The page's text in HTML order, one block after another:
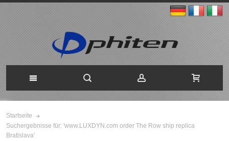
Startseite
Suchergebnisse für: 'www.LUXDYN.com order The Row ship replica
Bratislava'